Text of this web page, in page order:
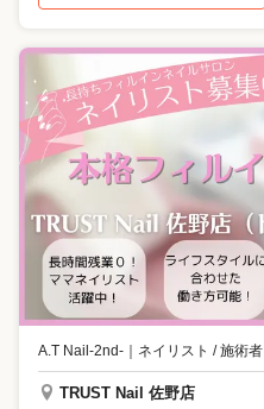
A.T Nail-2nd- ネイリスト / 施術者
TRUST Nail 佐野店